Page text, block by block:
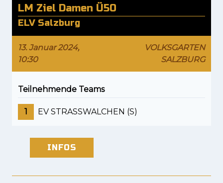
LM Ziel Damen Ü50
ELV Salzburg
13. Januar 2024,
10:30
VOLKSGARTEN
SALZBURG
Teilnehmende Teams
1 EV STRASSWALCHEN (S)
INFOS